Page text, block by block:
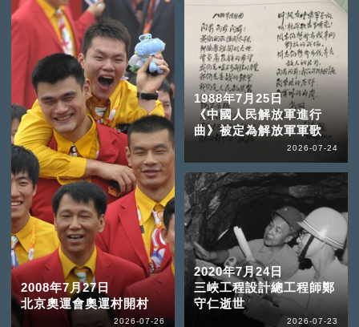
2008年7月27日
北京奧運會奧運村開村
2026-07-26
1988年7月25日
《中國人民解放軍進行
曲》被定為解放軍軍歌
2026-07-24
2020年7月24日
三峽工程設計總工程師鄭
守仁逝世
2026-07-23